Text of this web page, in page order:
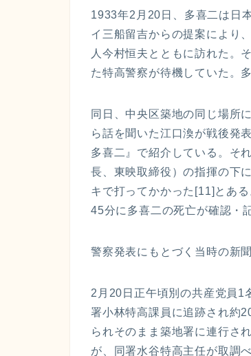
1933年2月20日、多喜二は日
イ三船留吉からの提案により
人今村恒夫とともに訪れた。
た特高警察が待機していた。
同日、中央区築地の同じ場所
ら話を聞いた江口渙が戦後発
多喜二』で紹介している。そ
長、東映取締役）の指揮の下
キで打ってかかった[11]とあ
45分に多喜二の死亡が確認・
警察発表にもとづく当時の新聞
2月20日正午頃別の共産党員1
署小林特高課員に追跡され約
られそのまま築地署に連行さ
が、同署水谷特高主任が取調